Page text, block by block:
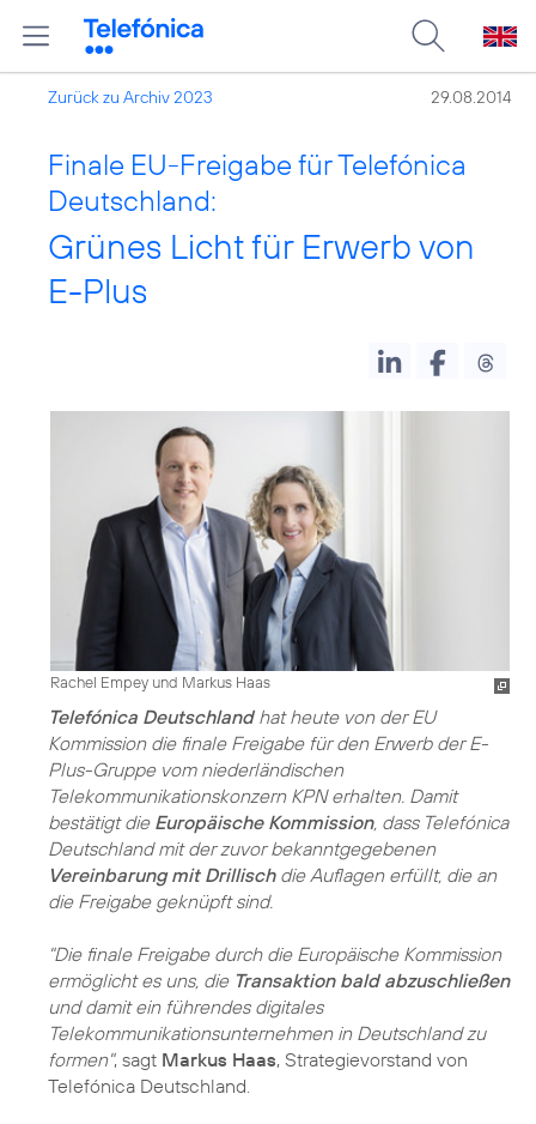
Zurück zu Archiv 2023 29.08.2014
Finale EU-Freigabe für Telefónica
Deutschland:
Grünes Licht für Erwerb von
E-Plus
Rachel Empey und Markus Haas
Telefónica Deutschlandhat heute von der EU
Kommission die finale Freigabe für den Erwerb der E-
Plus-Gruppe vom niederländischen
Telekommunikationskonzern KPN erhalten. Damit
bestätigt die Europäische Kommission, dass Telefónica
Deutschland mit der zuvor bekanntgegebenen
Vereinbarung mit Drillischdie Auflagen erfüllt, die an
die Freigabe geknüpft sind.
"Die finale Freigabe durch die Europäische Kommission
ermöglicht es uns, die Transaktion bald abzuschließen
und damit ein führendes digitales
Telekommunikationsunternehmen in Deutschland zu
formen", sagt Markus Haas, Strategievorstand von
Telefónica Deutschland.